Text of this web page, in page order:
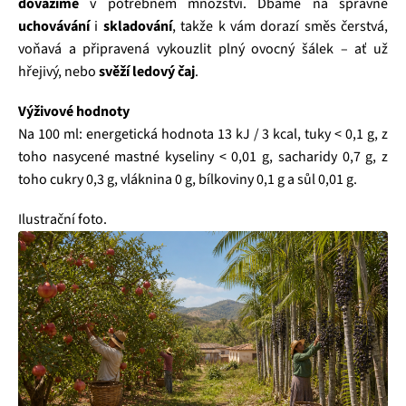
uchováváníi skladování, takže k vám dorazí směs čerstvá,
voňavá a připravená vykouzlit plný ovocný šálek – ať už
hřejivý, nebosvěží ledový čaj.
Výživové hodnoty
Na 100 ml: energetická hodnota 13 kJ / 3 kcal, tuky < 0,1 g, z
toho nasycené mastné kyseliny < 0,01 g, sacharidy 0,7 g, z
toho cukry 0,3 g, vláknina 0 g, bílkoviny 0,1 g a sůl 0,01 g.
Ilustrační foto.